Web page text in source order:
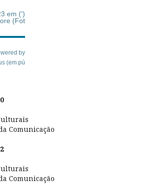
em (')
(Fot
by
Comunicação
Comunicação